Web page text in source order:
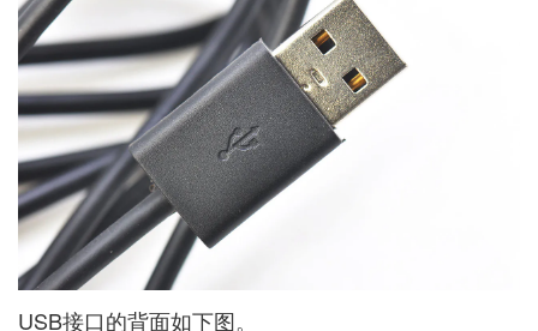
USB接口的背面如下图。